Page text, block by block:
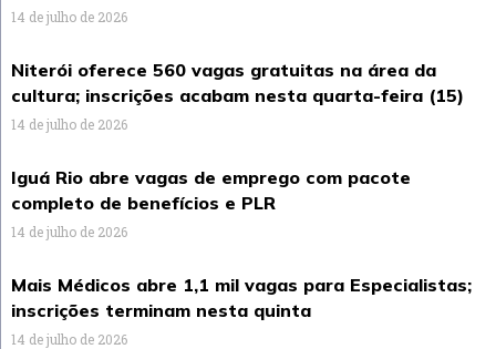
14 de julho de 2026
Niterói oferece 560 vagas gratuitas na área da
cultura; inscrições acabam nesta quarta-feira (15)
14 de julho de 2026
Iguá Rio abre vagas de emprego com pacote
completo de benefícios e PLR
14 de julho de 2026
Mais Médicos abre 1,1 mil vagas para Especialistas;
inscrições terminam nesta quinta
14 de julho de 2026